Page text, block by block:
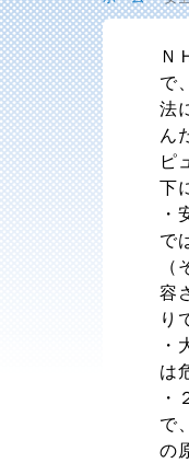
Ｎ
で
法
ん
ピ
下
で
容
り
・
は
・
で
の